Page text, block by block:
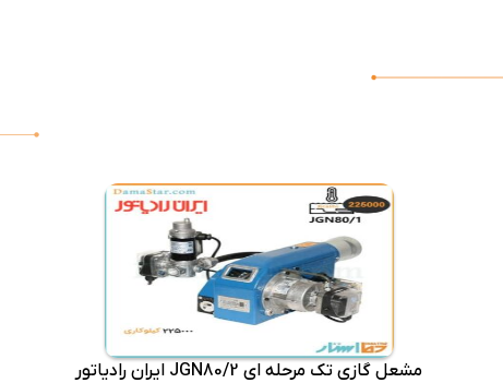
مشعل گازی تک مرحله ای JGN80/2 ایران رادیاتور